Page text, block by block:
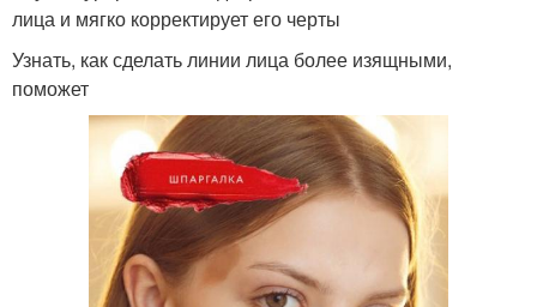
лица и мягко корректирует его черты
Узнать, как сделать линии лица более изящными,
поможет